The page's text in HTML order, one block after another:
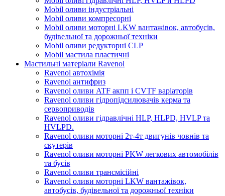
Mobil оливи індустріальні
Mobil оливи компресорні
Mobil оливи моторні LKW вантажівок, автобусів,
будівельної та дорожньої техніки
Mobil оливи редукторні CLP
Mobil мастила пластичні
Мастильні матеріали Ravenol
Ravenol автохімія
Ravenol антифриз
Ravenol оливи ATF акпп і CVTF варіаторів
Ravenol оливи гідропідсилювачів керма та
сервоприводів
Ravenol оливи гідравлічні HLP, HLPD, HVLP та
HVLPD.
Ravenol оливи моторні 2т-4т двигунів човнів та
скутерів
Ravenol оливи моторні PKW легкових автомобілів
та бусів
Ravenol оливи трансмісійні
Ravenol оливи моторні LKW вантажівок,
автобусів, будівельної та дорожньої техніки